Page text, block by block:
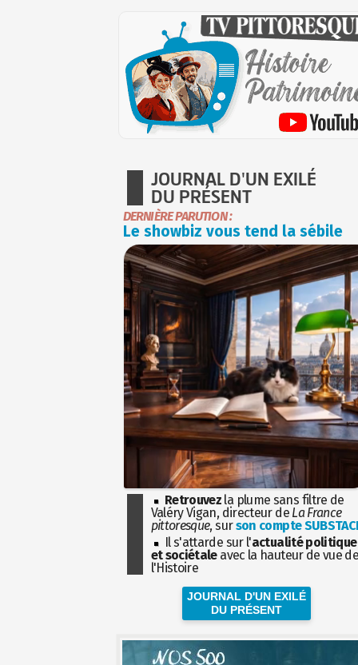
JOURNAL D'UN EXILÉ
DU PRÉSENT
DERNIÈRE PARUTION :
Le showbiz vous tend la sébile
Retrouvez la plume sans filtre de
Valéry Vigan, directeur de La France
pittoresque, surson compte
Il s'attarde sur l'actualité politique
et sociétaleavec la hauteur de vue
l'Histoire
JOURNAL D'UN EXILÉ
DU PRÉSENT